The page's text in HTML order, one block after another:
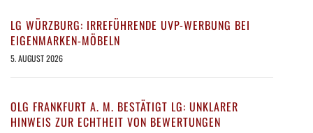
LG WÜRZBURG: IRREFÜHRENDE UVP-WERBUNG BEI
EIGENMARKEN-MÖBELN
5. AUGUST 2026
OLG FRANKFURT A. M. BESTÄTIGT LG: UNKLARER
HINWEIS ZUR ECHTHEIT VON BEWERTUNGEN